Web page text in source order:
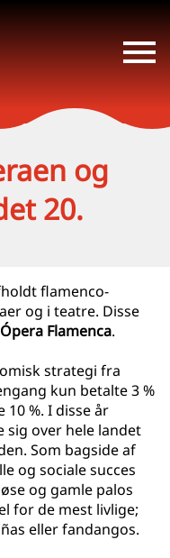
og
20.
flamenco-
og i teatre. Disse
Flamenca.
strategi fra
kun betalte 3 %
%. I disse år
over hele landet
Som bagside af
og sociale succes
og gamle palos
for de mest livlige;
eller fandangos.